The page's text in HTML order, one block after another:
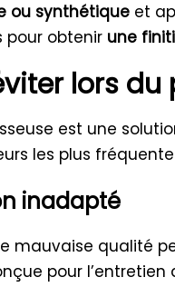
ou synthétique et
pour obtenir une
lors
est une
les plus
inadapté
mauvaise qualité
pour l’entretien